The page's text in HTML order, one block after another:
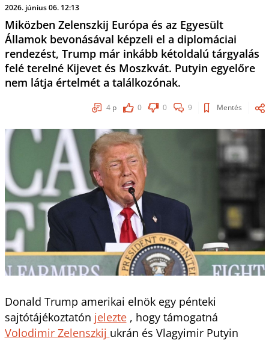
2026. június 06. 12:13
Miközben Zelenszkij Európa és az Egyesült
Államok bevonásával képzeli el a diplomáciai
rendezést, Trump már inkább kétoldalú tárgyalás
felé terelné Kijevet és Moszkvát. Putyin egyelőre
nem látja értelmét a találkozónak.
4 p 0 0 9 Mentés
Donald Trump amerikai elnök egy pénteki
sajtótájékoztatón jelezte, hogy támogatná
Volodimir Zelenszkij ukrán és Vlagyimir Putyin